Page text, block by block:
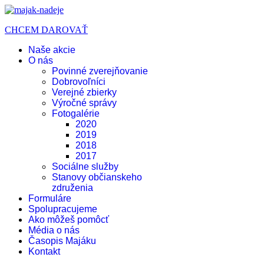
CHCEM DAROVAŤ
Naše akcie
O nás
Povinné zverejňovanie
Dobrovoľníci
Verejné zbierky
Výročné správy
Fotogalérie
2020
2019
2018
2017
Sociálne služby
Stanovy občianskeho
združenia
Formuláre
Spolupracujeme
Ako môžeš pomôcť
Média o nás
Časopis Majáku
Kontakt